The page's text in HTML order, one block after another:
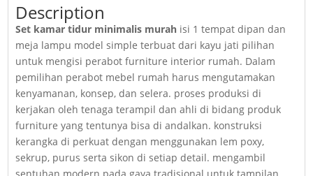
Description
Set kamar tidur minimalis murah isi 1 tempat dipan dan
meja lampu model simple terbuat dari kayu jati pilihan
untuk mengisi perabot furniture interior rumah. Dalam
pemilihan perabot mebel rumah harus mengutamakan
kenyamanan, konsep, dan selera. proses produksi di
kerjakan oleh tenaga terampil dan ahli di bidang produk
furniture yang tentunya bisa di andalkan. konstruksi
kerangka di perkuat dengan menggunakan lem poxy,
sekrup, purus serta sikon di setiap detail. mengambil